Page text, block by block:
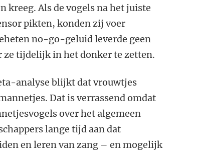
kreeg. Als de vogels na het juiste
pikten, konden zij voer
no-go-geluid leverde geen
ze tijdelijk in het donker te zetten.
analyse blijkt dat vrouwtjes
Dat is verrassend omdat
over het algemeen
lange tijd aan dat
en leren van zang – en mogelijk